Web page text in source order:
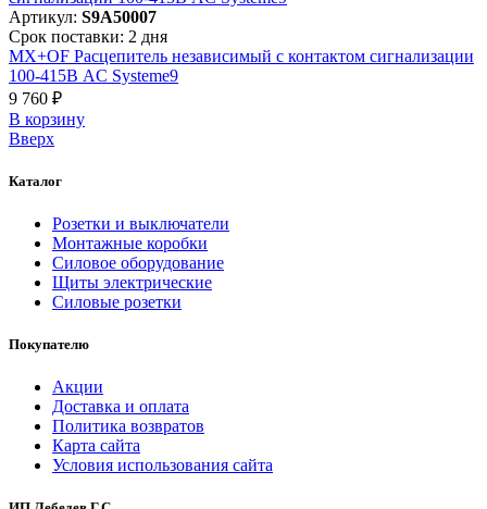
Артикул: S9A50007
Срок поставки: 2 дня
MX+OF Расцепитель независимый с контактом сигнализации
100-415В AC Systeme9
9 760 ₽
В корзинy
Вверх
Каталог
Розетки и выключатели
Монтажные коробки
Силовое оборудование
Щиты электрические
Силовые розетки
Покупателю
Акции
Доставка и оплата
Политика возвратов
Карта сайта
Условия использования сайта